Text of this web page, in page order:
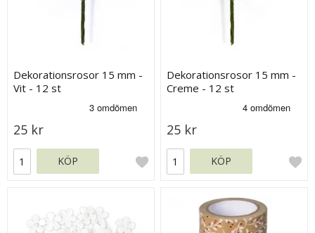
Dekorationsrosor 15 mm -
Vit - 12 st
25 kr
KÖP
Dekorationsrosor 15 mm -
Creme - 12 st
25 kr
KÖP